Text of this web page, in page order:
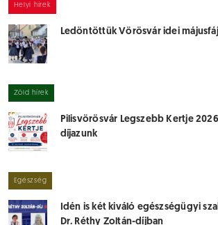
Helyi hírek
Ledöntöttük Vörösvár idei
Zöld hírek
Pilisvörösvár Legszebb Kertje
díjazunk
Egészség
Idén is két kiváló egészségügyi
Dr. Réthy Zoltán-díjban